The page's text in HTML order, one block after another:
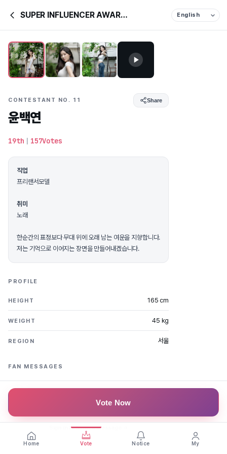
SUPER INFLUENCER AWARDS &
CONTESTANT NO. 11 Share
윤백연
19th | 157Votes
직업
프리랜서모델
취미
노래
한순간의 표정보다 무대 위에 오래 남는 여운을 지향합니다.
저는 기억으로 이어지는 장면을 만들어내겠습니다.
PROFILE
HEIGHT 165 cm
WEIGHT 45 kg
REGION 서울
FAN MESSAGES
Sign in to leave a message →
Vote Now
Home Vote Notice My